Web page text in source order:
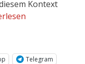
Kontext
Telegram